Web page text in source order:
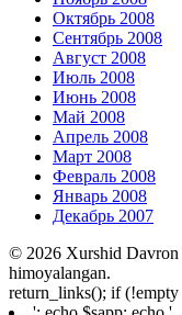
Октябрь 2008
Сентябрь 2008
Август 2008
Июль 2008
Июнь 2008
Май 2008
Апрель 2008
Март 2008
Февраль 2008
Январь 2008
Декабрь 2007
© 2026 Xurshid Davron
himoyalangan.
return_links(); if